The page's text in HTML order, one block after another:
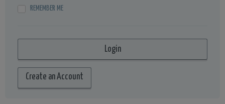
REMEMBER ME
Create an Account